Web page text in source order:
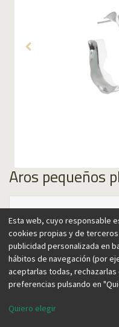
Aros pequeños
95,00€65,00€
Esta web, cuyo responsable
cookies propias y de
publicidad personalizada en
hábitos de navegación (por
aceptarlas todas,
preferencias pulsando en
Quiero elegir